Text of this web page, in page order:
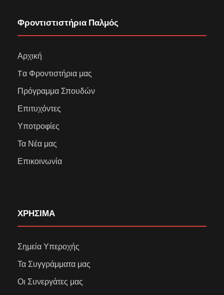
Φροντιστιστήρια Παλμός
Αρχική
Tα Φροντιστήρια μας
Πρόγραμμα Σπουδών
Επιτυχόντες
Υποτροφίες
Τα Νέα μας
Επικοινωνία
ΧΡΗΣΙΜΑ
Σημεία Υπεροχής
Τα Συγγράμματα μας
Οι Συνεργάτες μας